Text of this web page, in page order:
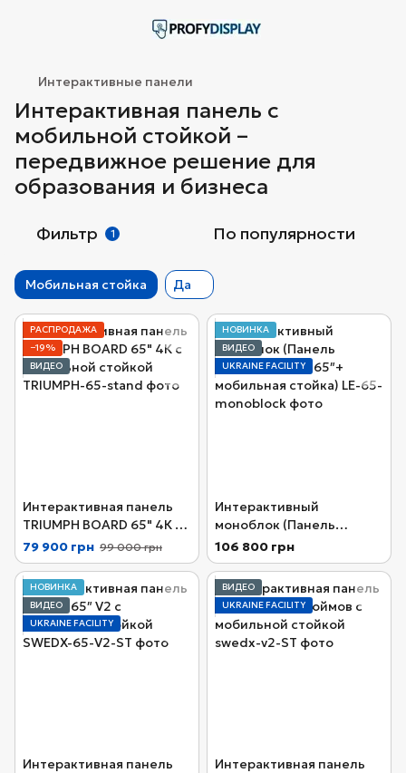
Интерактивные панели
Интерактивная панель с
мобильной стойкой –
передвижное решение для
образования и бизнеса
Фильтр 1 По популярности
Мобильная стойка Да
РАСПРОДАЖА
−19%
ВИДЕО
Интерактивная панель
TRIUMPH BOARD 65" 4К с
мобильной стойкой
79 900 грн 99 000 грн
НОВИНКА
ВИДЕО
UKRAINE FACILITY
Интерактивный
моноблок (Панель
Promethean LE 65″+
мобильная стойка)
106 800 грн
НОВИНКА
ВИДЕО
UKRAINE FACILITY
Интерактивная панель
ВИДЕО
UKRAINE FACILITY
Интерактивная панель